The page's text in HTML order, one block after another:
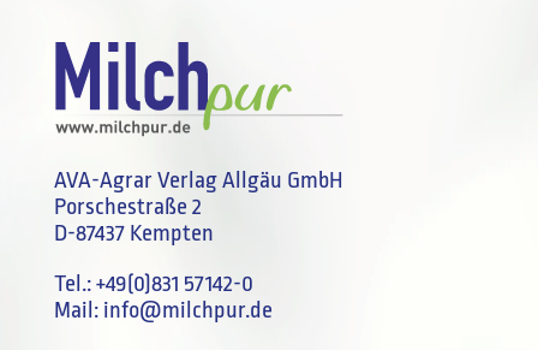
AVA-Agrar Verlag Allgäu GmbH
Porschestraße 2
D-87437 Kempten
Tel.:+49(0)831 57142-0
Mail: info@milchpur.de